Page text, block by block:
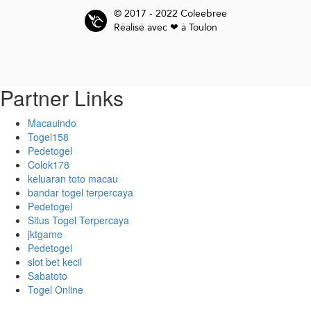
© 2017 - 2022 Coleebree
Réalisé avec ❤ à Toulon
Partner Links
Macauindo
Togel158
Pedetogel
Colok178
keluaran toto macau
bandar togel terpercaya
Pedetogel
Situs Togel Terpercaya
jktgame
Pedetogel
slot bet kecil
Sabatoto
Togel Online